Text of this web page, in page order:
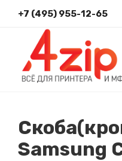
+7 (495) 955-12-65
Samsung